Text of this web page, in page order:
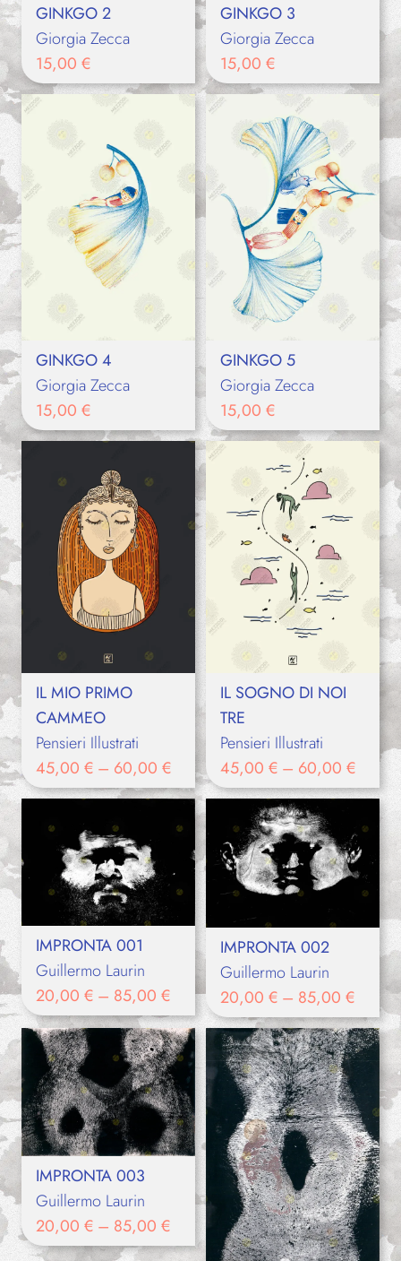
GINKGO 2
Giorgia Zecca
15,00 €
GINKGO 3
Giorgia Zecca
15,00 €
GINKGO 4
Giorgia Zecca
15,00 €
GINKGO 5
Giorgia Zecca
15,00 €
IL MIO PRIMO
CAMMEO
Pensieri Illustrati
45,00 € – 60,00 €
IL SOGNO DI NOI
TRE
Pensieri Illustrati
45,00 € – 60,00 €
IMPRONTA 001
Guillermo Laurin
20,00 € – 85,00 €
IMPRONTA 002
Guillermo Laurin
20,00 € – 85,00 €
IMPRONTA 003
Guillermo Laurin
20,00 € – 85,00 €